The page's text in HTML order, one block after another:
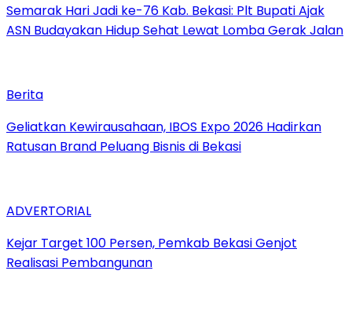
‎Semarak Hari Jadi ke-76 Kab. Bekasi: Plt Bupati Ajak
ASN Budayakan Hidup Sehat Lewat Lomba Gerak Jalan
Berita
‎Geliatkan Kewirausahaan, IBOS Expo 2026 Hadirkan
Ratusan Brand Peluang Bisnis di Bekasi
ADVERTORIAL
Kejar Target 100 Persen, Pemkab Bekasi Genjot
Realisasi Pembangunan